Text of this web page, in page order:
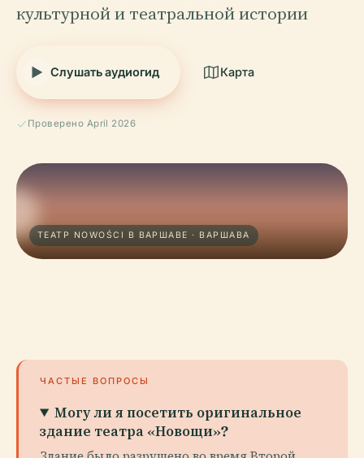
культурной и театральной истории
Слушать аудиогид Карта
Проверено April 2026
ТЕАТР NOWOŚCI В ВАРШАВЕ · ВАРШАВА
ЧАСТЫЕ ВОПРОСЫ
Могу ли я посетить оригинальное
здание театра «Новощи»?